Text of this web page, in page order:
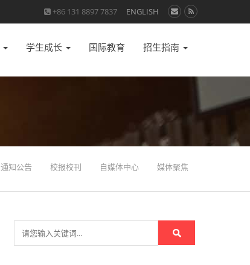
+86 131 8897 7837 ENGLISH
学生成长 国际教育 招生指南
通知公告 校报校刊 自媒体中心 媒体聚焦